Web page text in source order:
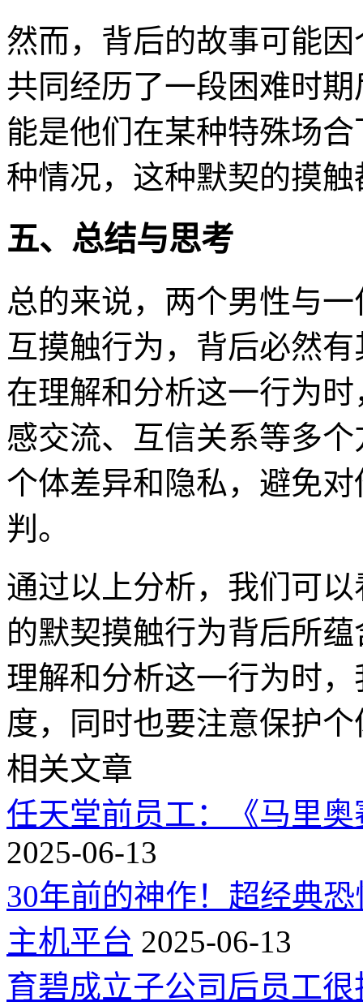
然而，背后的故事可能
共同经历了一段困难时
能是他们在某种特殊场
种情况，这种默契的摸
五、总结与思考
总的来说，两个男性与
互摸触行为，背后必然
在理解和分析这一行为
感交流、互信关系等多
个体差异和隐私，避免
判。
通过以上分析，我们可
的默契摸触行为背后所
理解和分析这一行为时
度，同时也要注意保护
相关文章
任天堂前员工：《马里
2025-06-13
30年前的神作！超经典
主机平台 2025-06-13
育碧成立子公司后员工